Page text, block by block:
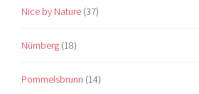
Nice by Nature (37)
Nürnberg (18)
Pommelsbrunn (14)